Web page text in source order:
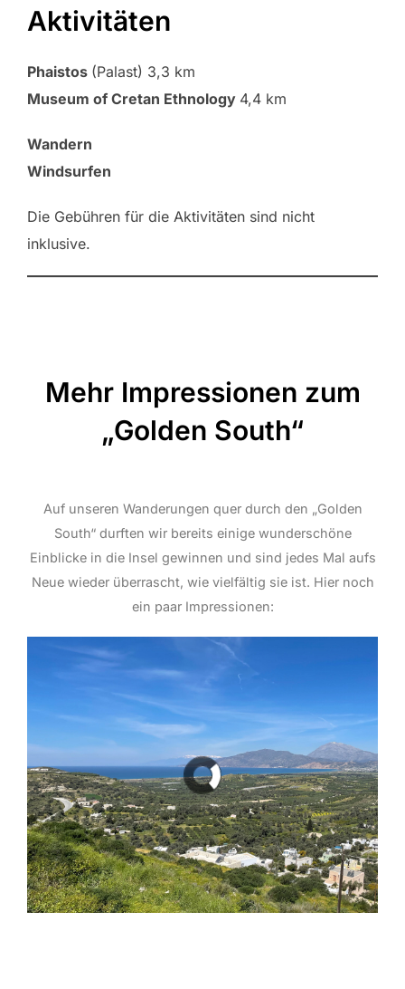
Aktivitäten
Phaistos (Palast) 3,3 km
Museum of Cretan Ethnology 4,4 km
Wandern
Windsurfen
Die Gebühren für die Aktivitäten sind nicht
inklusive.
Mehr Impressionen zum
„Golden South“
Auf unseren Wanderungen quer durch den „Golden
South“ durften wir bereits einige wunderschöne
Einblicke in die Insel gewinnen und sind jedes Mal aufs
Neue wieder überrascht, wie vielfältig sie ist. Hier noch
ein paar Impressionen: